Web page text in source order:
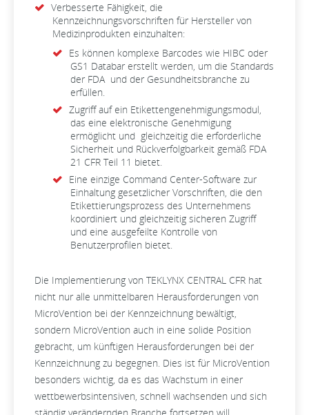
Verbesserte Fähigkeit, die
Kennzeichnungsvorschriften für Hersteller von
Medizinprodukten einzuhalten:
Es können komplexe Barcodes wie HIBC oder
GS1 Databar erstellt werden, um die Standards
der FDA und der Gesundheitsbranche zu
erfüllen.
Zugriff auf ein Etikettengenehmigungsmodul,
das eine elektronische Genehmigung
ermöglicht und gleichzeitig die erforderliche
Sicherheit und Rückverfolgbarkeit gemäß FDA
21 CFR Teil 11 bietet.
Eine einzige Command Center-Software zur
Einhaltung gesetzlicher Vorschriften, die den
Etikettierungsprozess des Unternehmens
koordiniert und gleichzeitig sicheren Zugriff
und eine ausgefeilte Kontrolle von
Benutzerprofilen bietet.
Die Implementierung von TEKLYNX CENTRAL CFR hat
nicht nur alle unmittelbaren Herausforderungen von
MicroVention bei der Kennzeichnung bewältigt,
sondern MicroVention auch in eine solide Position
gebracht, um künftigen Herausforderungen bei der
Kennzeichnung zu begegnen. Dies ist für MicroVention
besonders wichtig, da es das Wachstum in einer
wettbewerbsintensiven, schnell wachsenden und sich